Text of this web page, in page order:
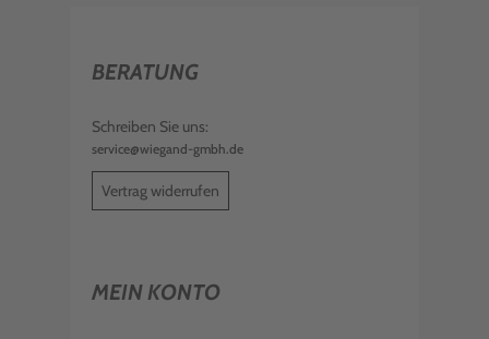
BERATUNG
Schreiben Sie uns:
service@wiegand-gmbh.de
Vertrag widerrufen
MEIN KONTO